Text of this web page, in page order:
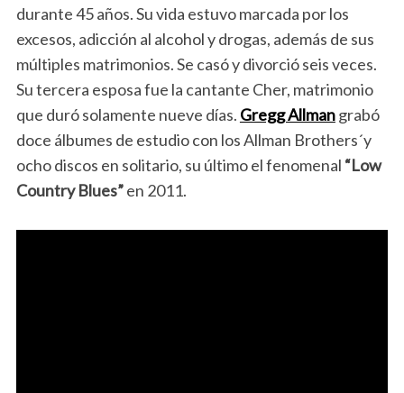
durante 45 años. Su vida estuvo marcada por los
excesos, adicción al alcohol y drogas, además de sus
múltiples matrimonios. Se casó y divorció seis veces.
Su tercera esposa fue la cantante Cher, matrimonio
que duró solamente nueve días. Gregg Allmangrabó
doce álbumes de estudio con los Allman Brothers´y
ocho discos en solitario, su último el fenomenal “Low
Country Blues”en 2011.